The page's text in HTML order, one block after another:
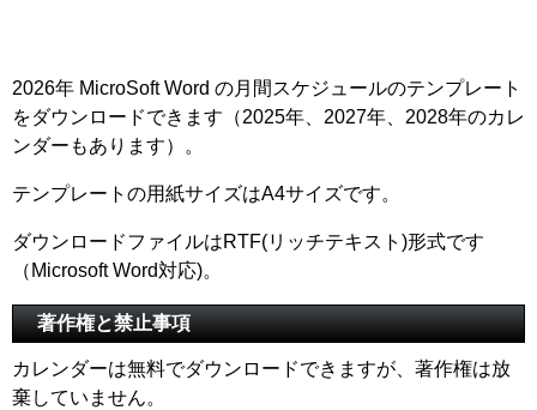
2026年 MicroSoft Word の月間スケジュールのテンプレート
をダウンロードできます（2025年、2027年、2028年のカレ
ンダーもあります）。
テンプレートの用紙サイズはA4サイズです。
ダウンロードファイルはRTF(リッチテキスト)形式です
（Microsoft Word対応)。
著作権と禁止事項
カレンダーは無料でダウンロードできますが、著作権は放
棄していません。